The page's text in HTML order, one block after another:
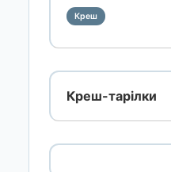
Креш
Креш-тарілки